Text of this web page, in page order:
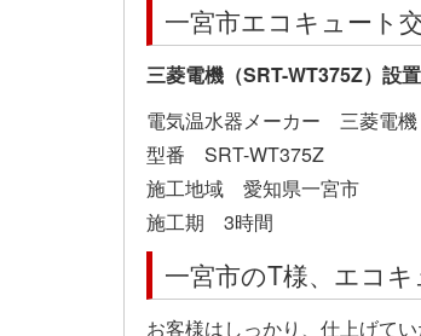
一宮市エコキュート
三菱電機（SRT-WT375Z）設
電気温水器メーカー 三菱電機
型番 SRT-WT375Z
施工地域 愛知県一宮市
施工期 3時間
一宮市のT様、エコ
お客様はしっかり、仕上げてい